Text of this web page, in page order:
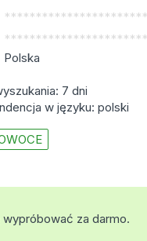
***********************
***********************
Polska
7 dni
w języku: polski
wypróbować za darmo.